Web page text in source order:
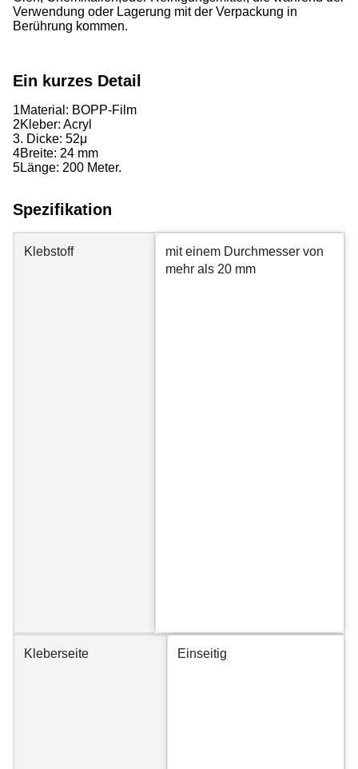
Verwendung oder Lagerung mit der Verpackung in
Berührung kommen.
Ein kurzes Detail
1Material: BOPP-Film
2Kleber: Acryl
3. Dicke: 52μ
4Breite: 24 mm
5Länge: 200 Meter.
Spezifikation
Klebstoff
mit einem Durchmesser von
mehr als 20 mm
Kleberseite Einseitig